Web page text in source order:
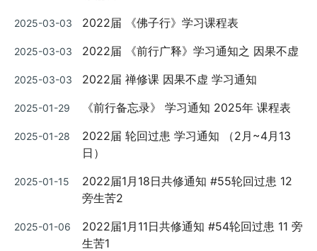
Posted
2025-03-03 2022届 《佛子行》学习课程表
Posted
2025-03-03 2022届 《前行广释》学习通知之 因果不虚
Posted
2025-03-03 2022届 禅修课 因果不虚 学习通知
Posted
2025-01-29 《前行备忘录》 学习通知 2025年 课程表
Posted
2025-01-28
2022届 轮回过患 学习通知 （2月~4月13
日）
Posted
2025-01-15
2022届1月18日共修通知 #55轮回过患 12
旁生苦2
Posted
2025-01-06
2022届1月11日共修通知 #54轮回过患 11 旁
生苦1